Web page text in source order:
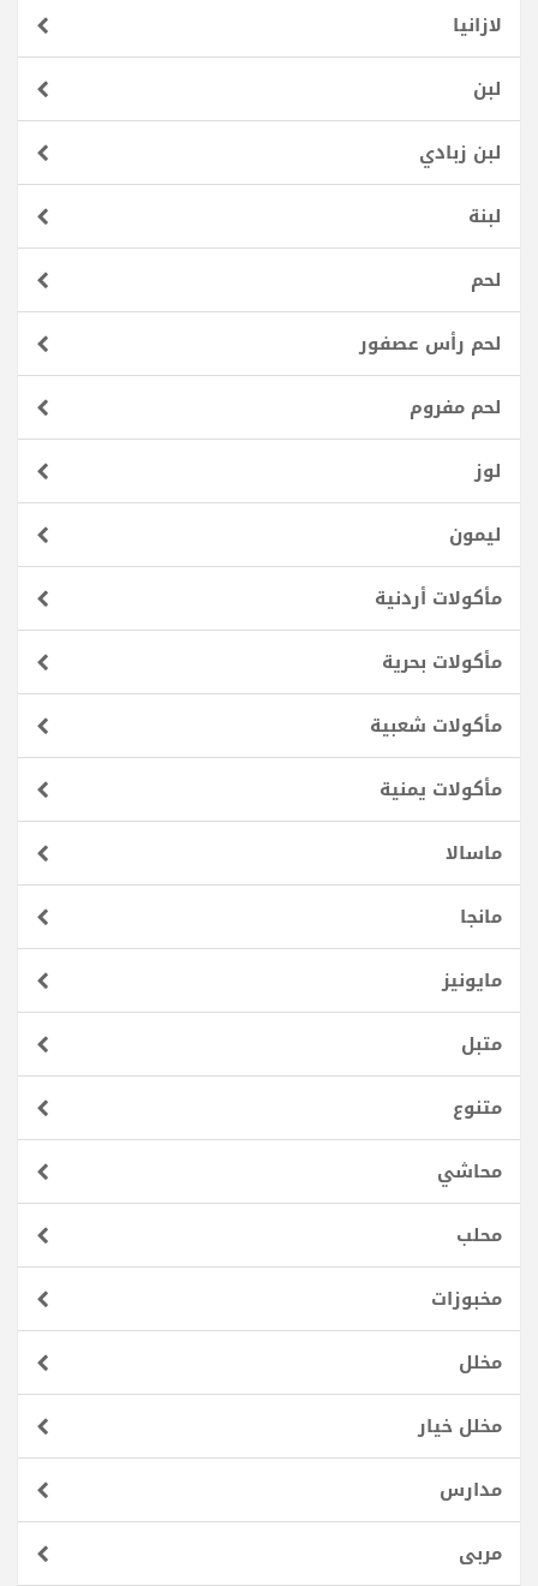
لازانيا
لبن
لبن زبادي
لبنة
لحم
لحم رأس عصفور
لحم مفروم
لوز
ليمون
مأكولات أردنية
مأكولات بحرية
مأكولات شعبية
مأكولات يمنية
ماسالا
مانجا
مايونيز
متبل
متنوع
محاشي
محلب
مخبوزات
مخلل
مخلل خيار
مدارس
مربى